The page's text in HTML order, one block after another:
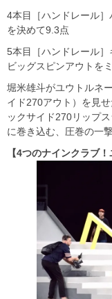
4本目［ハンドレール
を決めて9.3点
5本目［ハンドレール
ビッグスピンアウトをミ
堀米雄斗がユウトルネ
イド270アウト）を見
ックサイド270リップ
に巻き込む、圧巻の一
【4つのナインクラブ